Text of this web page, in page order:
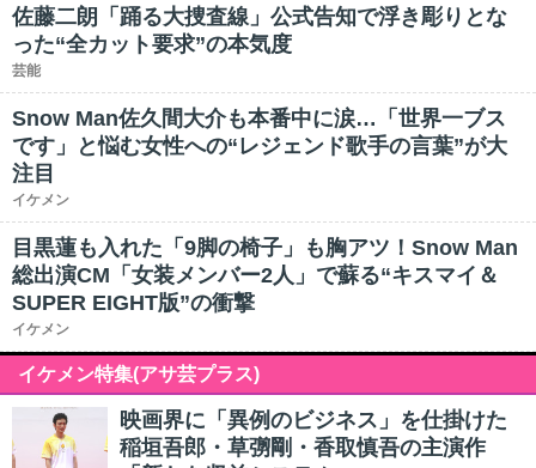
佐藤二朗「踊る大捜査線」公式告知で浮き彫りとな
った“全カット要求”の本気度
芸能
Snow Man佐久間大介も本番中に涙…「世界一ブス
です」と悩む女性への“レジェンド歌手の言葉”が大
注目
イケメン
目黒蓮も入れた「9脚の椅子」も胸アツ！Snow Man
総出演CM「女装メンバー2人」で蘇る“キスマイ＆
SUPER EIGHT版”の衝撃
イケメン
イケメン特集(アサ芸プラス)
映画界に「異例のビジネス」を仕掛けた
稲垣吾郎・草彅剛・香取慎吾の主演作